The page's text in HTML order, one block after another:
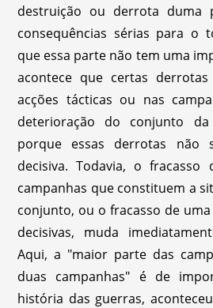
destruição ou derrota duma
consequências sérias para o
que essa parte não tem uma
acontece que certas
acções tácticas ou nas
deterioração do conjunto
porque essas derrotas não
decisiva. Todavia, o
campanhas que constituem a
conjunto, ou o fracasso de
decisivas, muda
Aqui, a "maior parte das
duas campanhas" é de
história das guerras,